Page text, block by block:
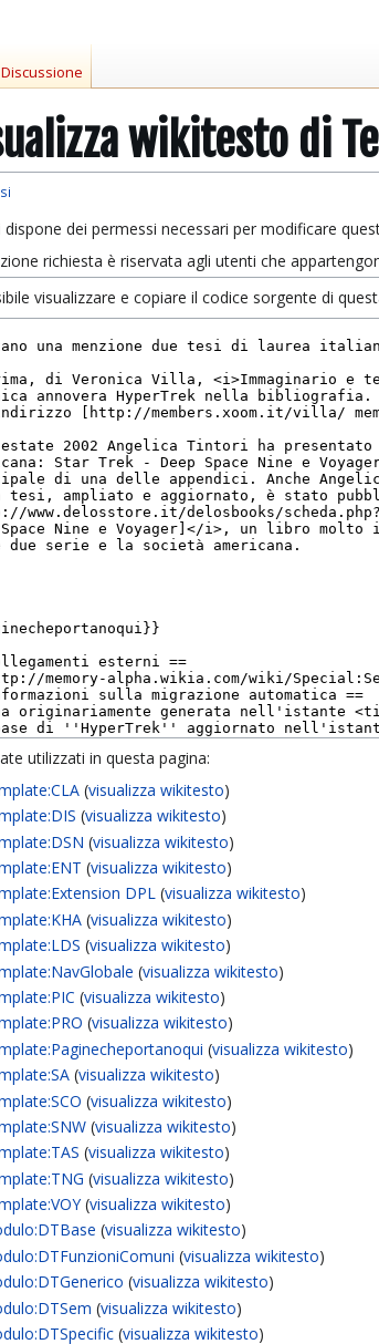
wikitesto di
dispone dei permessi necessari per modificare
richiesta è riservata agli utenti che
visualizzare e copiare il codice sorgente di
utilizzati in questa pagina:
(visualizza wikitesto)
(visualizza wikitesto)
(visualizza wikitesto)
(visualizza wikitesto)
DPL (visualizza wikitesto)
(visualizza wikitesto)
(visualizza wikitesto)
(visualizza wikitesto)
(visualizza wikitesto)
(visualizza wikitesto)
(visualizza wikitesto)
(visualizza wikitesto)
(visualizza wikitesto)
(visualizza wikitesto)
(visualizza wikitesto)
(visualizza wikitesto)
(visualizza wikitesto)
(visualizza wikitesto)
(visualizza wikitesto)
(visualizza wikitesto)
(visualizza wikitesto)
(visualizza wikitesto)
Discussione